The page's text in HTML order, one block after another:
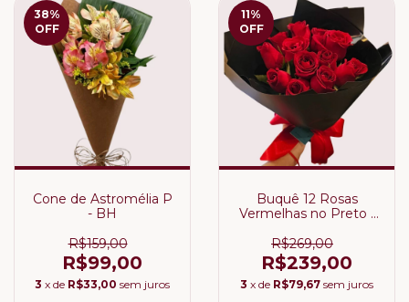
38%
OFF
Cone de Astromélia P
- BH
R$159,00
R$99,00
3 x de R$33,00 sem juros
11%
OFF
Buquê 12 Rosas
Vermelhas no Preto -
R$269,00
R$239,00
3 x de R$79,67 sem juros